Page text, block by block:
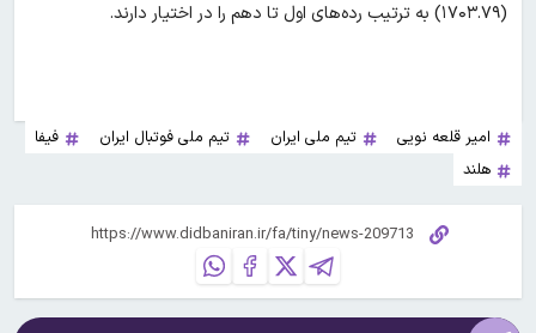
(۱۷۰۳.۷۹) به ترتیب رده‌های اول تا دهم را در اختیار دارند.
امیر قلعه نویی تیم ملی ایران تیم ملی فوتبال ایران
فیفا
هلند